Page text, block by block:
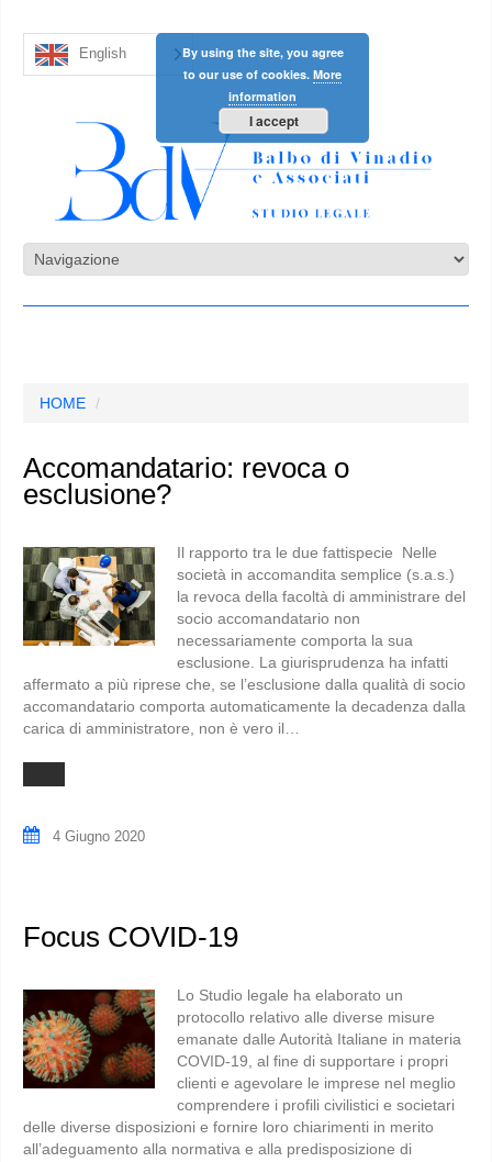
English
HOME
Accomandatario: revoca o
esclusione?
Il rapporto tra le due fattispecie Nelle
società in accomandita semplice (s.a.s.)
la revoca della facoltà di amministrare del
socio accomandatario non
necessariamente comporta la sua
esclusione. La giurisprudenza ha infatti
affermato a più riprese che, se l’esclusione dalla qualità di socio
accomandatario comporta automaticamente la decadenza dalla
carica di amministratore, non è vero il…
4 Giugno 2020
Focus COVID-19
Lo Studio legale ha elaborato un
protocollo relativo alle diverse misure
emanate dalle Autorità Italiane in materia
COVID-19, al fine di supportare i propri
clienti e agevolare le imprese nel meglio
comprendere i profili civilistici e societari
delle diverse disposizioni e fornire loro chiarimenti in merito
all’adeguamento alla normativa e alla predisposizione di
By using the site, you agree
to our use of cookies. More
information
I accept